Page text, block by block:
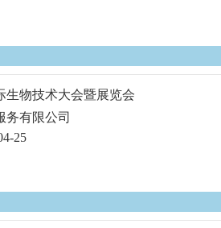
生物技术大会暨展览会
务有限公司
25